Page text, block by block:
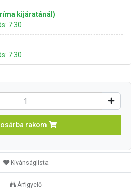
kijáratánál)
7:30
7:30
rakom
Kívánságlista
Árfigyelő